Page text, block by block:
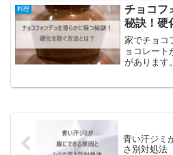
をご紹介し
防止テクニ
料理
チョコフ
秘訣！硬
家でチョコ
ョコレート
があります
青い汗ジミ
さ別対処法